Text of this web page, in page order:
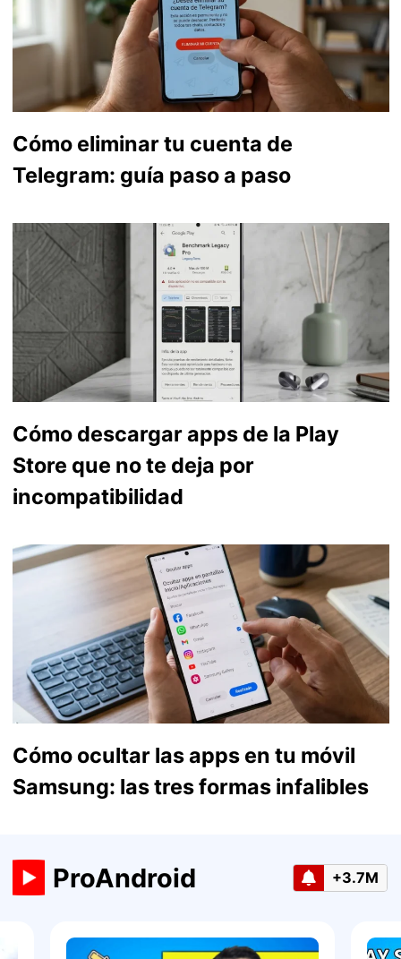
Cómo eliminar tu cuenta de
Telegram: guía paso a paso
Cómo descargar apps de la Play
Store que no te deja por
incompatibilidad
Cómo ocultar las apps en tu móvil
Samsung: las tres formas infalibles
ProAndroid +3.7M